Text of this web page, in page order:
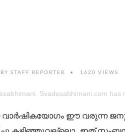
BY STAFF REPORTER 1620 VIEWS
Svadesabhimani.com has
വാർഷികയോഗം ഈ വരുന്ന